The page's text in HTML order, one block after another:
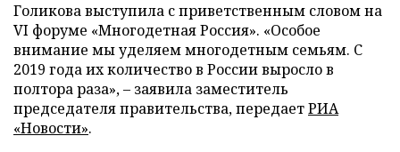
Голикова выступила с приветственным словом на
VI форуме «Многодетная Россия». «Особое
внимание мы уделяем многодетным семьям. С
2019 года их количество в России выросло в
полтора раза», – заявила заместитель
председателя правительства, передаетРИА
«Новости».